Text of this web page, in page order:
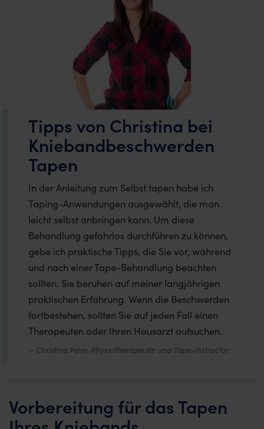
Tipps von Christina bei
Kniebandbeschwerden
Tapen
In der Anleitung zum Selbst tapen habe ich
Taping-Anwendungen ausgewählt, die man
leicht selbst anbringen kann. Um diese
Behandlung gefahrlos durchführen zu können,
gebe ich praktische Tipps, die Sie vor, während
und nach einer Tape-Behandlung beachten
sollten. Sie beruhen auf meiner langjährigen
praktischen Erfahrung. Wenn die Beschwerden
fortbestehen, sollten Sie auf jeden Fall einen
Therapeuten oder Ihren Hausarzt aufsuchen.
Christina Peter, Physiotherapeutin und Tape-Instructor
Vorbereitung für das Tapen